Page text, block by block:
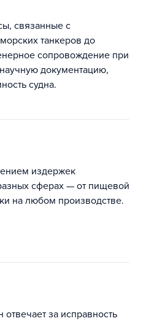
связанные с
танкеров до
сопровождение при
документацию,
судна.
издержек
сферах — от пищевой
на любом производстве.
за исправность